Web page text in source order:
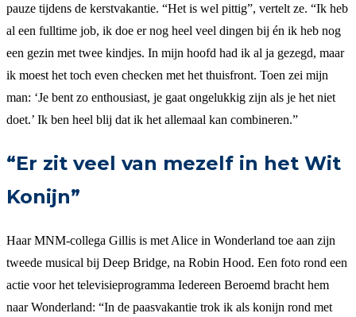
pauze tijdens de kerstvakantie. “Het is wel pittig”, vertelt ze. “Ik heb
al een fulltime job, ik doe er nog heel veel dingen bij én ik heb nog
een gezin met twee kindjes. In mijn hoofd had ik al ja gezegd, maar
ik moest het toch even checken met het thuisfront. Toen zei mijn
man: ‘Je bent zo enthousiast, je gaat ongelukkig zijn als je het niet
doet.’ Ik ben heel blij dat ik het allemaal kan combineren.”
“Er zit veel van mezelf in het Wit
Konijn”
Haar MNM-collega Gillis is met Alice in Wonderland toe aan zijn
tweede musical bij Deep Bridge, na Robin Hood. Een foto rond een
actie voor het televisieprogramma Iedereen Beroemd bracht hem
naar Wonderland: “In de paasvakantie trok ik als konijn rond met